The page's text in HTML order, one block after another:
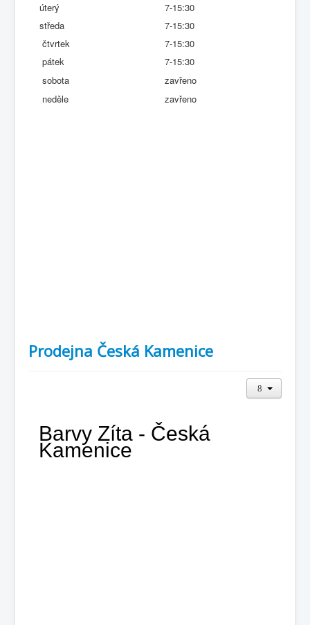
úterý
7-15:30
středa
7-15:30
čtvrtek
7-15:30
pátek
7-15:30
sobota
zavřeno
neděle
zavřeno
Prodejna Česká Kamenice
Barvy Zíta - Česká
Kamenice